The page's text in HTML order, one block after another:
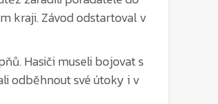
Hasiči museli bojovat s
své útoky i v
tým Renmotor Jinolice
s časem 17,00.